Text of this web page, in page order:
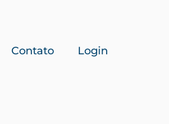
Contato Login